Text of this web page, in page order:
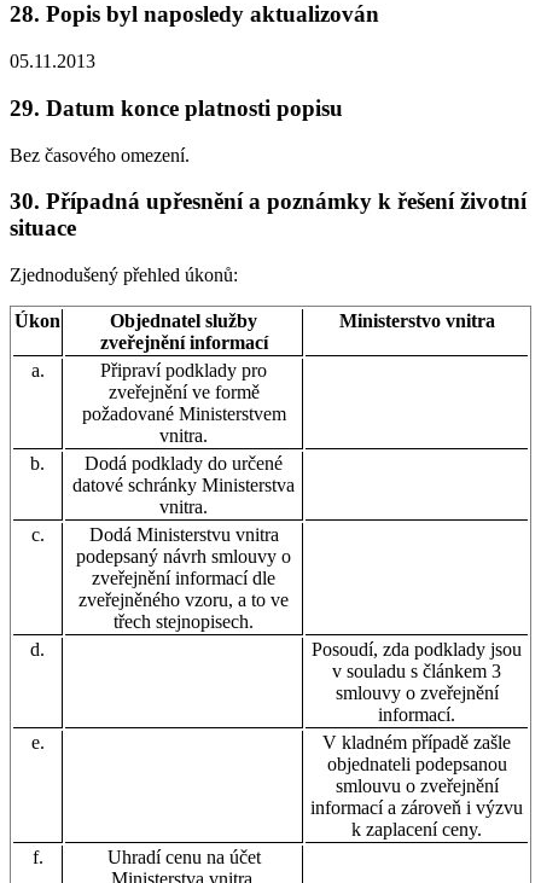
28. Popis byl naposledy aktualizován
05.11.2013
29. Datum konce platnosti popisu
Bez časového omezení.
30. Případná upřesnění a poznámky k řešení životní
situace
Zjednodušený přehled úkonů:
Úkon
Objednatel služby
zveřejnění informací
Ministerstvo vnitra
a.
Připraví podklady pro
zveřejnění ve formě
požadované Ministerstvem
vnitra.
b.
Dodá podklady do určené
datové schránky Ministerstva
vnitra.
c.
Dodá Ministerstvu vnitra
podepsaný návrh smlouvy o
zveřejnění informací dle
zveřejněného vzoru, a to ve
třech stejnopisech.
d.
Posoudí, zda podklady jsou
v souladu s článkem 3
smlouvy o zveřejnění
informací.
e.
V kladném případě zašle
objednateli podepsanou
smlouvu o zveřejnění
informací a zároveň i výzvu
k zaplacení ceny.
f.
Uhradí cenu na účet
Ministerstva vnitra.